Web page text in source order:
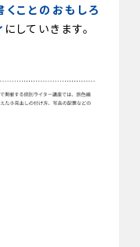
くことのおもしろ
にしていきます。